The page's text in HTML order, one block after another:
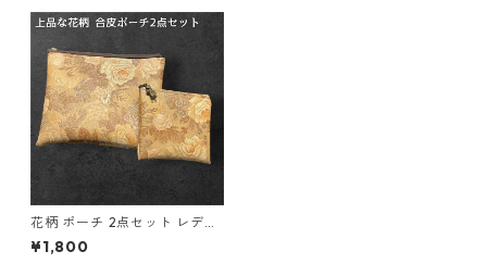
花柄 ポーチ 2点セット レディ
ース 化粧ポーチ o41 合皮 小物
入れ ハンドメイド ギフト
¥1,800